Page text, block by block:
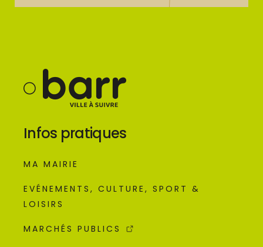
Infos pratiques
MA MAIRIE
EVÉNEMENTS, CULTURE, SPORT &
LOISIRS
MARCHÉS PUBLICS